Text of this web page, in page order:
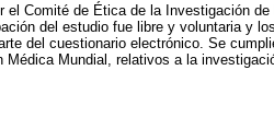
el Comité de Ética de la Investigación
del estudio fue libre y voluntaria y
del cuestionario electrónico. Se
Mundial, relativos a la